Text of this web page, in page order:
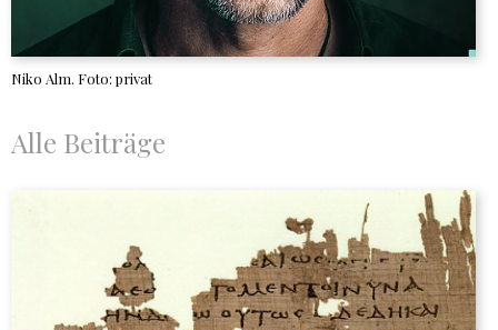
Niko Alm. Foto: privat
Alle Beiträge